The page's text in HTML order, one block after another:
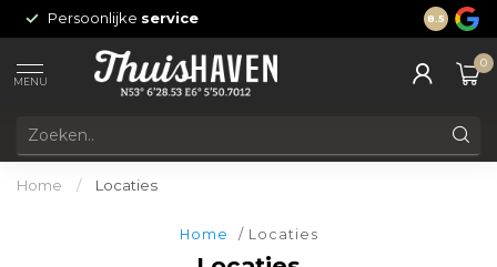
Persoonlijke service 24/7
8.5
MENU
0
Home / Locaties
Home / Locaties